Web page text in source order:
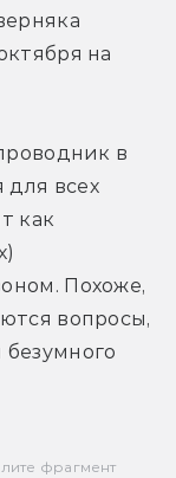
на
в
для всех
как
Похоже,
вопросы,
фрагмент